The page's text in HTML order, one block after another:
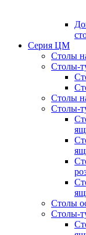
Серия ЦМ
Столы
Столы-
Столы
Столы-
Столы
Столы-